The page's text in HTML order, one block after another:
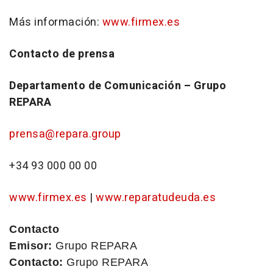
Más información: www.firmex.es
Contacto de prensa
Departamento de Comunicación – Grupo
REPARA
prensa@repara.group
+34 93 000 00 00
www.firmex.es | www.reparatudeuda.es
Contacto
Emisor: Grupo REPARA
Contacto: Grupo REPARA